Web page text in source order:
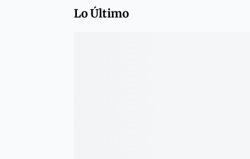
Lo Último